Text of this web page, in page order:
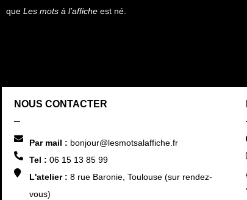
que Les mots à l’affiche est né.
NOUS CONTACTER
Par mail : bonjour@lesmotsalaffiche.fr
Tel : 06 15 13 85 99
L'atelier : 8 rue Baronie, Toulouse (sur rendez-
vous)